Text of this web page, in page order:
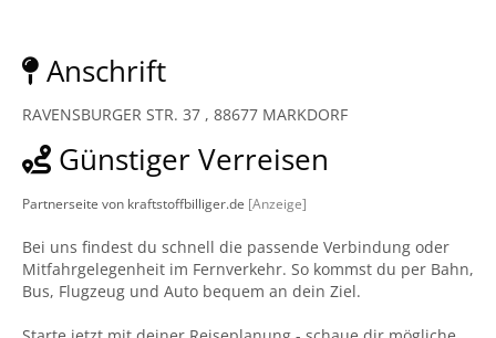
Anschrift
RAVENSBURGER STR. 37 , 88677 MARKDORF
Günstiger Verreisen
Partnerseite von kraftstoffbilliger.de [Anzeige]
Bei uns findest du schnell die passende Verbindung oder
Mitfahrgelegenheit im Fernverkehr. So kommst du per Bahn,
Bus, Flugzeug und Auto bequem an dein Ziel.